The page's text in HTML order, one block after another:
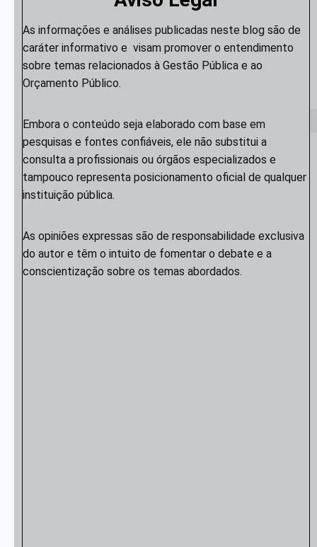
As informações e análises publicadas neste blog são de
caráter informativo e visam promover o entendimento
sobre temas relacionados à Gestão Pública e ao
Orçamento Público.
Embora o conteúdo seja elaborado com base em
pesquisas e fontes confiáveis, ele não substitui a
consulta a profissionais ou órgãos especializados e
tampouco representa posicionamento oficial de qualquer
instituição pública.
As opiniões expressas são de responsabilidade exclusiva
do autor e têm o intuito de fomentar o debate e a
conscientização sobre os temas abordados.